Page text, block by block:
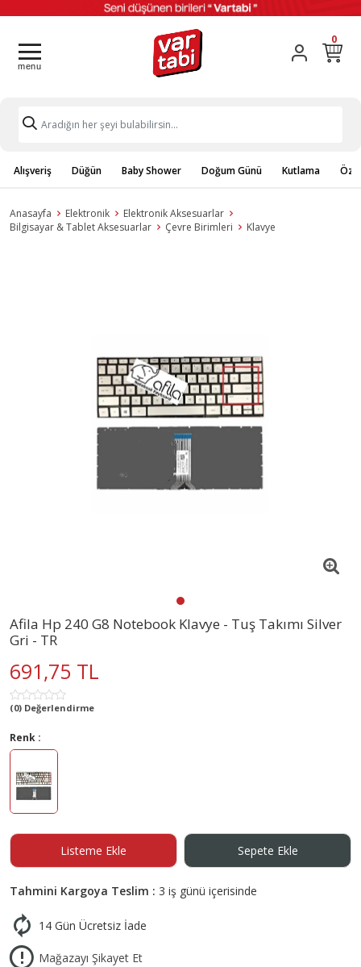
0
Alışveriş Düğün Baby Shower Doğum Günü Kutlama
Anasayfa Elektronik
Elektronik Aksesuarlar
Bilgisayar & Tablet Aksesuarlar
Çevre Birimleri Klavye
Afila Hp 240 G8 Notebook Klavye - Tuş Takımı Silver
Gri - TR
691,75 TL
(0) Değerlendirme
Renk :
Listeme Ekle Sepete Ekle
Tahmini Kargoya Teslim : 3 iş günü içerisinde
14 Gün Ücretsiz İade
Mağazayı Şikayet Et